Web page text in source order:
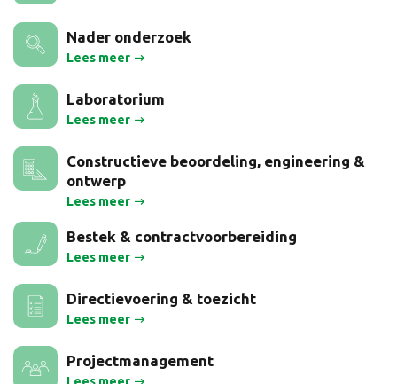
Nader onderzoek
Lees meer
Laboratorium
Lees meer
Constructieve beoordeling, engineering &
ontwerp
Lees meer
Bestek & contractvoorbereiding
Lees meer
Directievoering & toezicht
Lees meer
Projectmanagement